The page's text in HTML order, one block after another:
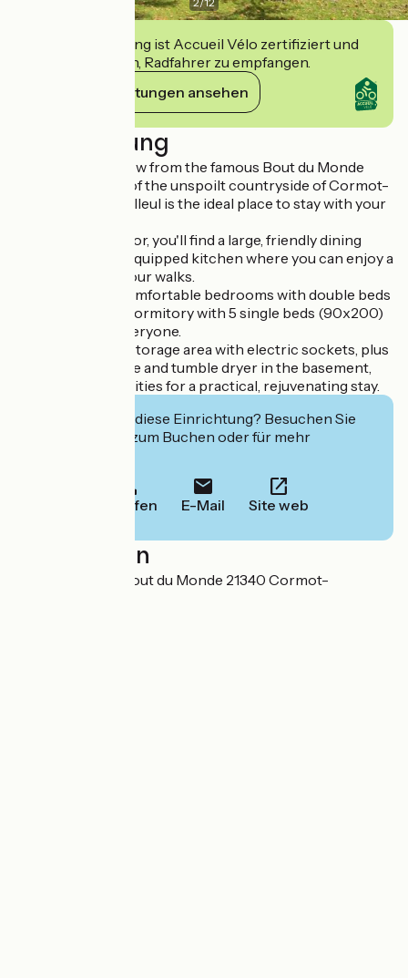
Diese Einrichtung ist Accueil Vélo zertifiziert und
verpflichtet sich, Radfahrer zu empfangen.
Ihre Verpflichtungen ansehen
Beschreibung
Just a stone's throw from the famous Bout du Monde
hike, in the heart of the unspoilt countryside of Cormot-
Vauchignon, Le Tilleul is the ideal place to stay with your
On the ground floor, you'll find a large, friendly dining
room and a fully-equipped kitchen where you can enjoy a
good meal after your walks.
Upstairs, three comfortable bedrooms with double beds
(160x200) and a dormitory with 5 single beds (90x200)
offer space for everyone.
A secure bicycle storage area with electric sockets, plus
a washing machine and tumble dryer in the basement,
complete the facilities for a practical, rejuvenating stay.
Interessiert Sie diese Einrichtung? Besuchen Sie
deren Website zum Buchen oder für mehr
Anrufen E-Mail Site web
Localisation
26-28 Route du Bout du Monde 21340 Cormot-